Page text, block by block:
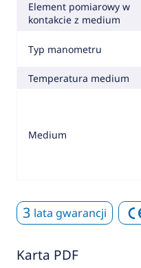
Element pomiarowy w
kontakcie z medium
Typ manometru
Temperatura medium
Medium
3 lata gwarancji
Karta PDF